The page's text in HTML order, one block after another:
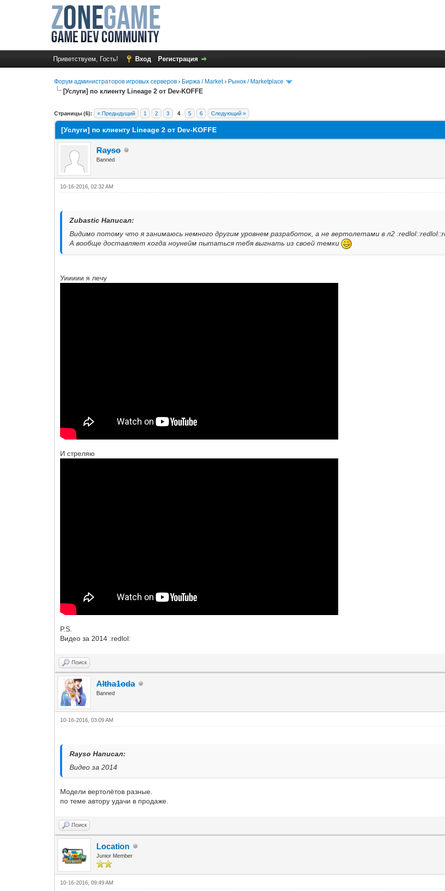
Приветствуем, Гость! Вход Регистрация
Форум администраторов игровых серверов › Биржа / Market› Рынок / Marketplace
[Услуги] по клиенту Lineage 2 от Dev-KOFFE
Страницы (6): « Предыдущий 1 2 3 4 5 6 Следующий »
1 Голос(ов) - 5 в среднем
1
2
3
4
5
[Услуги] по клиенту Lineage 2 от Dev-KOFFE
Rayso
Banned
10-16-2016, 02:32 AM
Zubastic Написал:
Видимо потому что я занимаюсь немного другим уровнем разработок, а не вертолетами в л2
А вообще доставляет когда ноунейм пытаться тебя выгнать из своей темки
Уиииии я лечу
И стреляю
P.S.
Видео за 2014 :redlol:
Поиск
Altha1oda
Banned
10-16-2016, 03:09 AM
Rayso Написал:
Видео за 2014
Модели вертолётов разные.
по теме автору удачи в продаже.
Поиск
Location
Junior Member
10-16-2016, 09:49 AM